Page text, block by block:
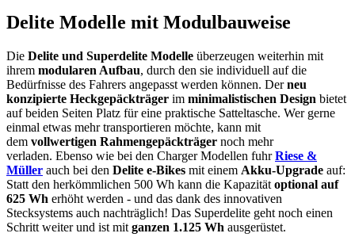
Delite Modelle mit Modulbauweise
Die Delite und Superdelite Modelle überzeugen weiterhin mit
ihrem modularen Aufbau, durch den sie individuell auf die
Bedürfnisse des Fahrers angepasst werden können. Derneu
konzipierte Heckgepäckträger im minimalistischen Design bietet
auf beiden Seiten Platz für eine praktische Satteltasche. Wer gerne
einmal etwas mehr transportieren möchte, kann mit
dem vollwertigen Rahmengepäckträger noch mehr
verladen. Ebenso wie bei den Charger Modellen fuhrRiese &
Müller auch bei den Delite e-Bikes mit einem Akku-Upgrade auf:
Statt den herkömmlichen 500 Wh kann die Kapazität optional auf
625 Wh erhöht werden - und das dank des innovativen
Stecksystems auch nachträglich! Das Superdelite geht noch einen
Schritt weiter und ist mit ganzen 1.125 Wh ausgerüstet.